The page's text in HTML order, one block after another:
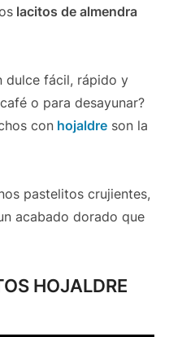
lacitos de almendra
dulce fácil, rápido y
o para desayunar?
conhojaldreson la
pastelitos crujientes,
acabado dorado que
HOJALDRE